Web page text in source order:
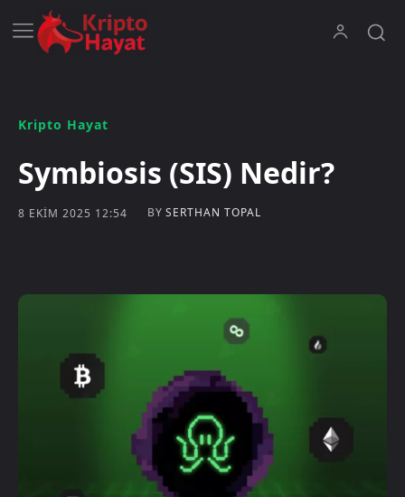
Kripto Hayat
Symbiosis (SIS) Nedir?
8 EKIM 2025 12:54 BY SERTHAN TOPAL